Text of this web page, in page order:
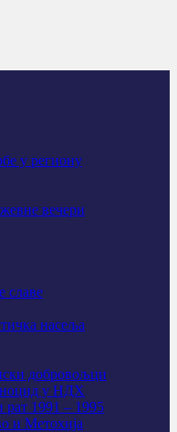
у региону
вечери
славе
насеља
добровољци
у НДХ
1991 – 1995
и Метохија